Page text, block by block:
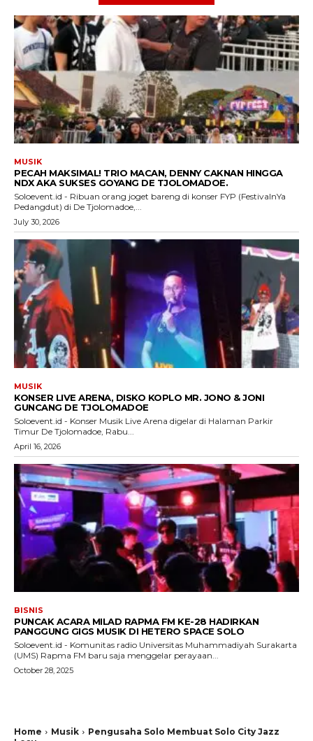
MUSIK
PECAH MAKSIMAL! TRIO MACAN, DENNY CAKNAN HINGGA
NDX AKA SUKSES GOYANG DE TJOLOMADOE.
Soloevent.id - Ribuan orang joget bareng di konser FYP (FestivalnYa
Pedangdut) di De Tjolomadoe,...
July 30, 2026
MUSIK
KONSER LIVE ARENA, DISKO KOPLO MR. JONO & JONI
GUNCANG DE TJOLOMADOE
Soloevent.id - Konser Musik Live Arena digelar di Halaman Parkir
Timur De Tjolomadoe, Rabu...
April 16, 2026
BISNIS
PUNCAK ACARA MILAD RAPMA FM KE-28 HADIRKAN
PANGGUNG GIGS MUSIK DI HETERO SPACE SOLO
Soloevent.id - Komunitas radio Universitas Muhammadiyah Surakarta
(UMS) Rapma FM baru saja menggelar perayaan...
October 28, 2025